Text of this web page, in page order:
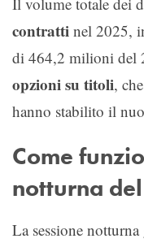
contratti nel 2025,
di 464,2 milioni del
opzioni su titoli,
hanno stabilito il
Come
notturna
La sessione